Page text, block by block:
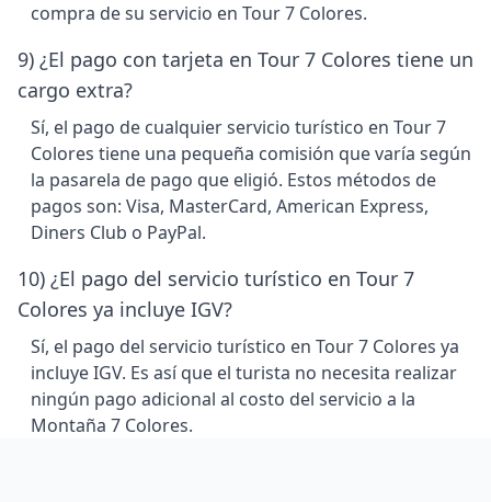
compra de su servicio en Tour 7 Colores.
9) ¿El pago con tarjeta en Tour 7 Colores tiene un
cargo extra?
Sí, el pago de cualquier servicio turístico en Tour 7
Colores tiene una pequeña comisión que varía según
la pasarela de pago que eligió. Estos métodos de
pagos son: Visa, MasterCard, American Express,
Diners Club o PayPal.
10) ¿El pago del servicio turístico en Tour 7
Colores ya incluye IGV?
Sí, el pago del servicio turístico en Tour 7 Colores ya
incluye IGV. Es así que el turista no necesita realizar
ningún pago adicional al costo del servicio a la
Montaña 7 Colores.